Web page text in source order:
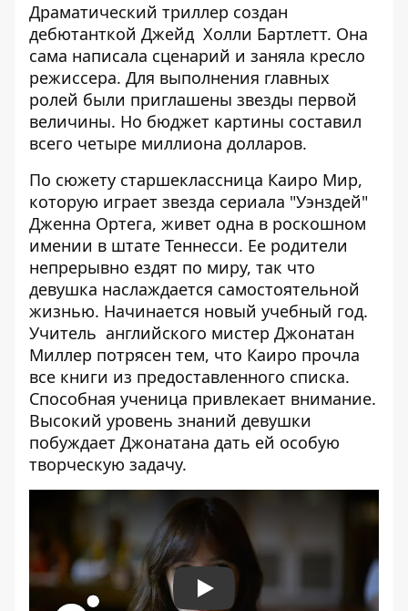
Драматический триллер создан
дебютанткой Джейд Холли Бартлетт. Она
сама написала сценарий и заняла кресло
режиссера. Для выполнения главных
ролей были приглашены звезды первой
величины. Но бюджет картины составил
всего четыре миллиона долларов.
По сюжету старшеклассница Каиро Мир,
которую играет звезда сериала "Уэнздей"
Дженна Ортега, живет одна в роскошном
имении в штате Теннесси. Ее родители
непрерывно ездят по миру, так что
девушка наслаждается самостоятельной
жизнью. Начинается новый учебный год.
Учитель английского мистер Джонатан
Миллер потрясен тем, что Каиро прочла
все книги из предоставленного списка.
Способная ученица привлекает внимание.
Высокий уровень знаний девушки
побуждает Джонатана дать ей особую
творческую задачу.
Play